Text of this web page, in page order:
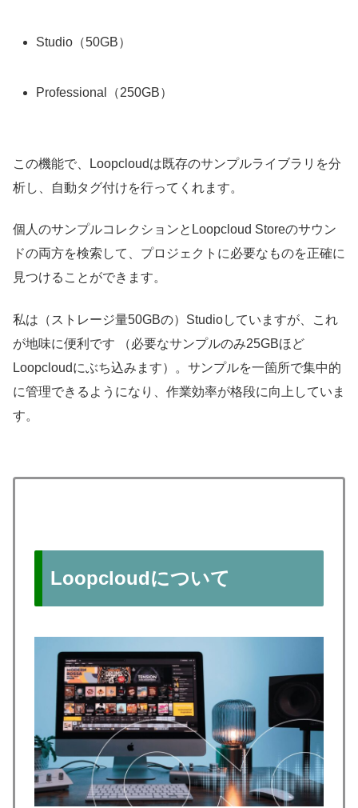
Studio（50GB）
Professional（250GB）
この機能で、Loopcloudは既存のサンプルライブラリを分
析し、自動タグ付けを行ってくれます。
個人のサンプルコレクションとLoopcloud Storeのサウン
ドの両方を検索して、プロジェクトに必要なものを正確に
見つけることができます。
私は（ストレージ量50GBの）Studioしていますが、これ
が地味に便利です （必要なサンプルのみ25GBほど
Loopcloudにぶち込みます）。サンプルを一箇所で集中的
に管理できるようになり、作業効率が格段に向上していま
す。
Loopcloudについて